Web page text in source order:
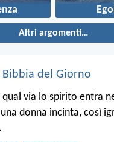
Altri argomenti…
del Giorno
via lo spirito entra
donna incinta, così